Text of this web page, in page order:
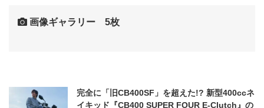
画像ギャラリー 5枚
完全に「旧CB400SF」を超えた!? 新型400ccネ
イキッド『CB400 SUPER FOUR E-Clutch』の